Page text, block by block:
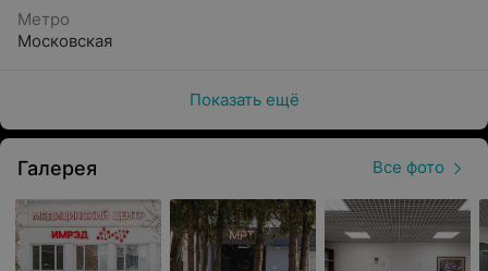
проводят детальную диагностику и формируют
обоснованные схемы медицинского
Технологическое оснащение
Филиал IMRED (ИМРЭД) на Волгоградской оснащён
современным диагностическим оборудованием,
этапах и оценивать состояние организма.
Магнитно-резонансная томография (МРТ)
выполняется на аппарате SIGNA Pioneer
Метро
Московская
Показать ещё
Галерея Все фото